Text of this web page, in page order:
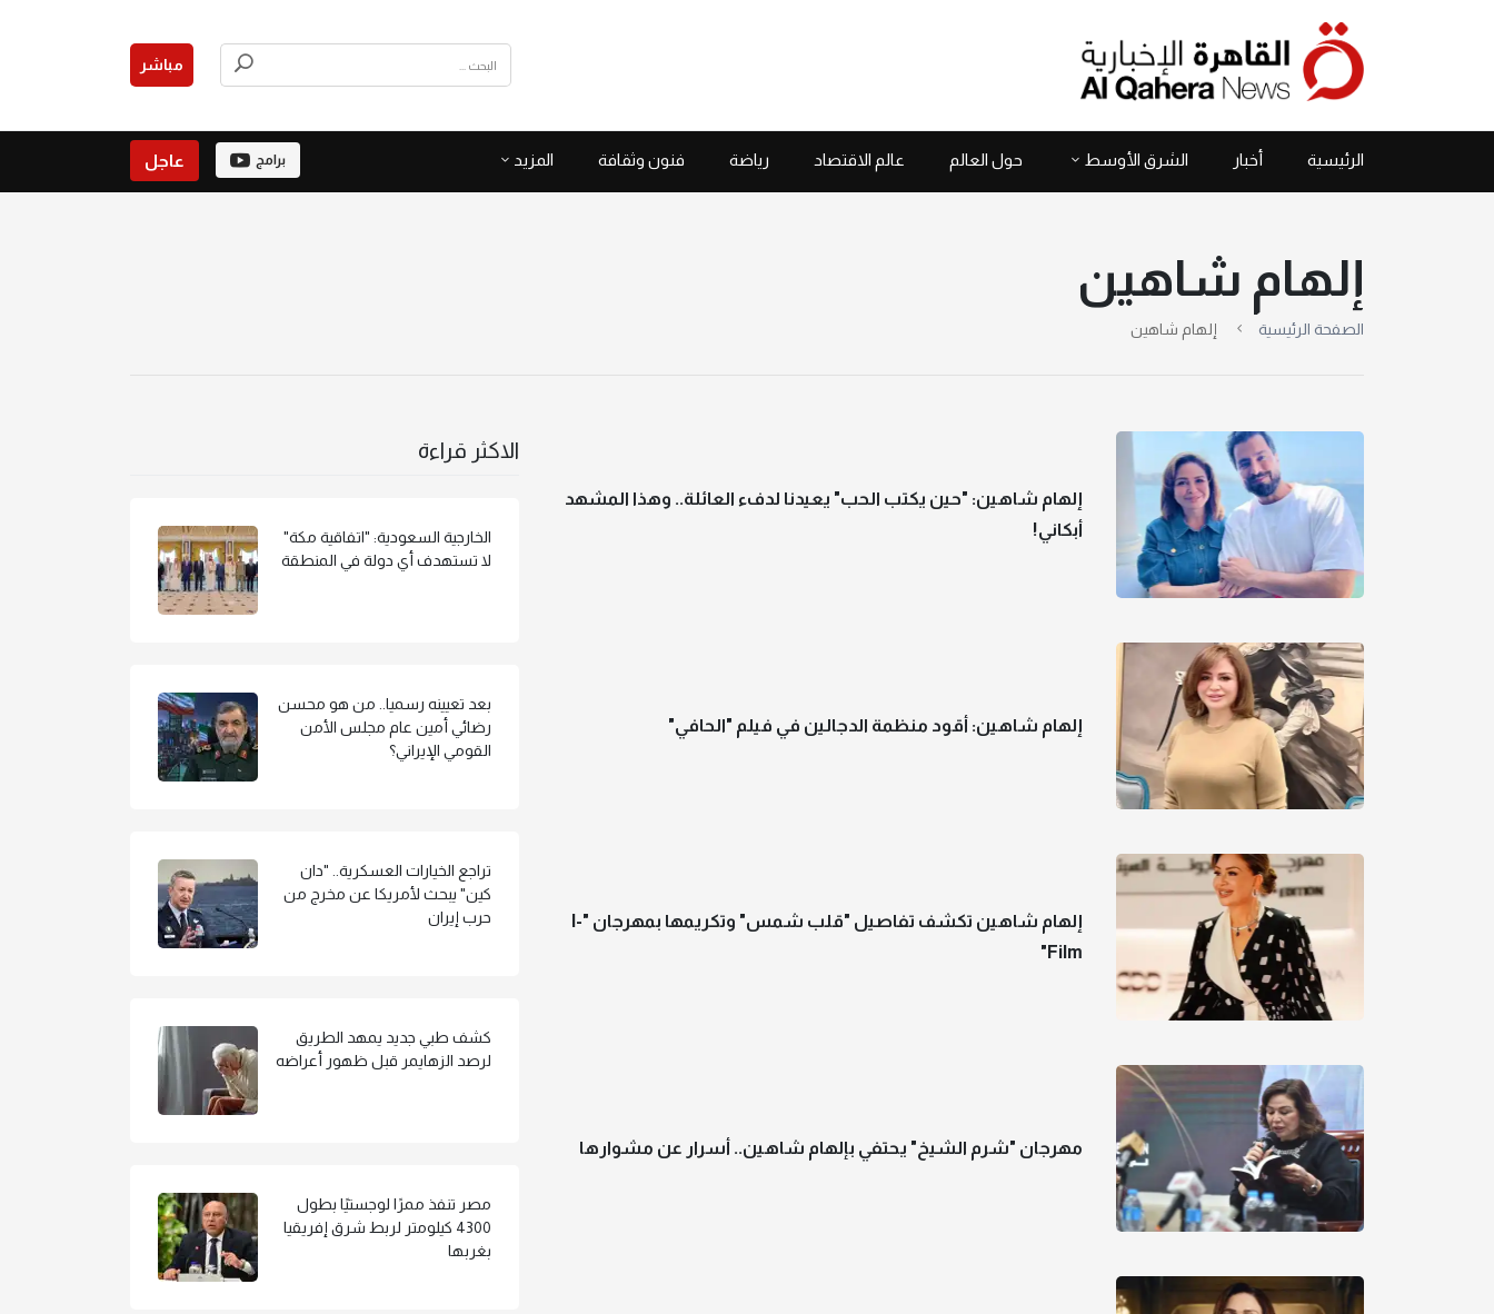
مباشر
الرئيسية أخبار الشرق الأوسط حول العالم عالم الاقتصاد رياضة فنون وثقافة المزيد برامج عاجل
إلهام شاهين
الصفحة الرئيسية إلهام شاهين
إلهام شاهين: "حين يكتب الحب" يعيدنا لدفء العائلة.. وهذا المشهد
أبكاني!
إلهام شاهين: أقود منظمة الدجالين في فيلم "الحافي"
إلهام شاهين تكشف تفاصيل "قلب شمس" وتكريمها بمهرجان "I-
Film"
مهرجان "شرم الشيخ" يحتفي بإلهام شاهين.. أسرار عن مشوارها
الاكثر قراءة
الخارجية السعودية: "اتفاقية مكة"
لا تستهدف أي دولة في المنطقة
بعد تعيينه رسميا.. من هو محسن
رضائي أمين عام مجلس الأمن
القومي الإيراني؟
تراجع الخيارات العسكرية.. "دان
كين" يبحث لأمريكا عن مخرج من
حرب إيران
كشف طبي جديد يمهد الطريق
لرصد الزهايمر قبل ظهور أعراضه
مصر تنفذ ممرًا لوجستيًا بطول
4300 كيلومتر لربط شرق إفريقيا
بغربها